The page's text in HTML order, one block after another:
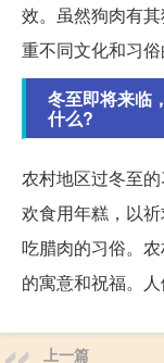
效。虽然狗肉有
重不同文化和习俗
冬至即将来临
什么?
农村地区过冬至
欢食用年糕，以
吃腊肉的习俗。
的寓意和祝福。
上一篇